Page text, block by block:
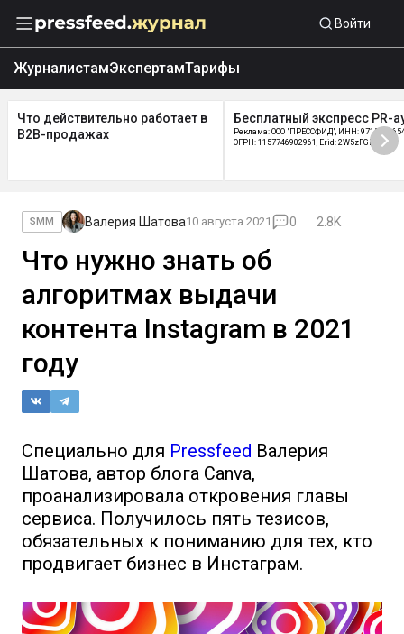
Войти
ЖурналистамЭкспертамТарифы
Что действительно работает в
B2B-продажах
Бесплатный экспресс PR-
Реклама: ООО "ПРЕССФИД", ИНН:
ОГРН: 1157746902961, Erid: 2W5zFGDycPz
SMM Валерия Шатова10 августа 2021 0 2.8K
Что нужно знать об
алгоритмах выдачи
контента Instagram в 2021
году
Специально для Pressfeed Валерия
Шатова, автор блога Canva,
проанализировала откровения главы
сервиса. Получилось пять тезисов,
обязательных к пониманию для тех, кто
продвигает бизнес в Инстаграм.